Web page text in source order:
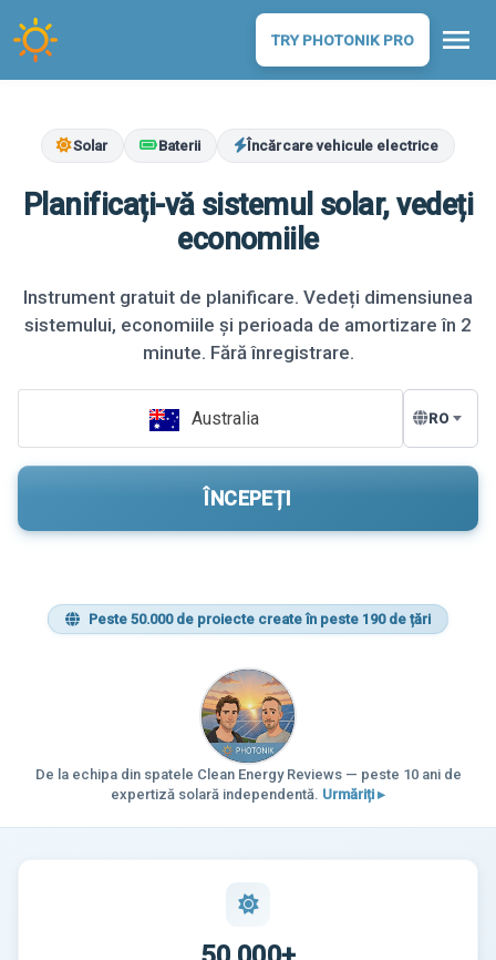
TRY PHOTONIK PRO menu
Solar Baterii Încărcare vehicule electrice
Planificați-vă sistemul solar, vedeți
economiile
Instrument gratuit de planificare. Vedeți dimensiunea
sistemului, economiile și perioada de amortizare în 2
minute. Fără înregistrare.
Australia
ÎNCEPEȚI
Peste 50.000 de proiecte create în peste 190 de țări
De la echipa din spatele Clean Energy Reviews — peste 10 ani de
expertiză solară independentă. Urmăriți ▸